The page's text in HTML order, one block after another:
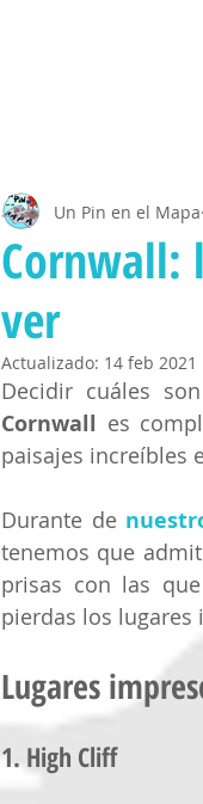
Cornwall:
ver
Un Pin en el Mapa
Actualizado: 14 feb 2021
Decidir cuáles
Cornwall es
paisajes increíbles
Durante de
tenemos que
prisas con las
pierdas los lugares
Lugares
1. High Cliff